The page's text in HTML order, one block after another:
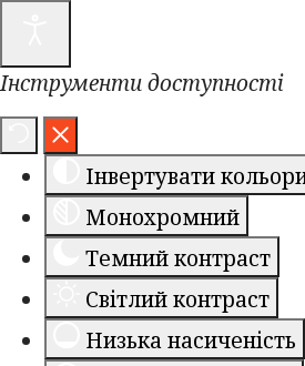
Інструменти доступності
Інвертувати
Монохромний
Темний контраст
Світлий контраст
Низька насиченість